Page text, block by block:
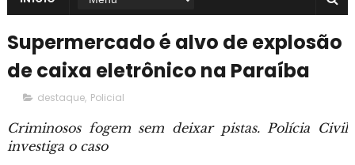
Supermercado é alvo de explosão
de caixa eletrônico na Paraíba
destaque, Policial
Criminosos fogem sem deixar pistas. Polícia Civil
investiga o caso